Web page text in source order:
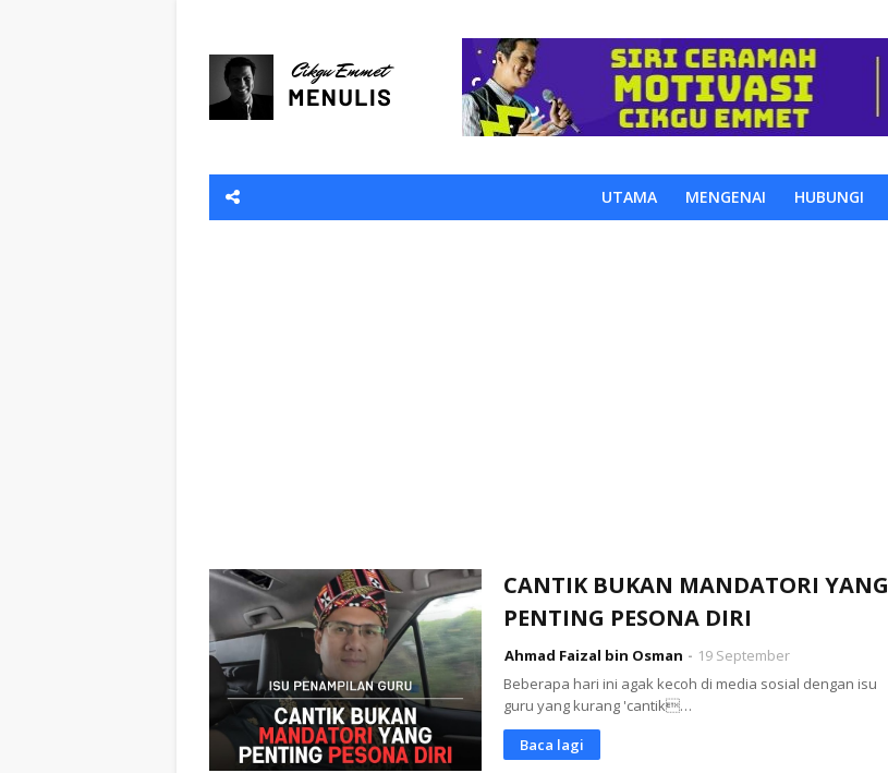
UTAMA MENGENAI HUBUNGI
CANTIK BUKAN MANDATORI YANG
PENTING PESONA DIRI
Ahmad Faizal bin Osman
19 September
Beberapa hari ini agak kecoh di media sosial dengan isu
guru yang kurang 'cantik…
Baca lagi